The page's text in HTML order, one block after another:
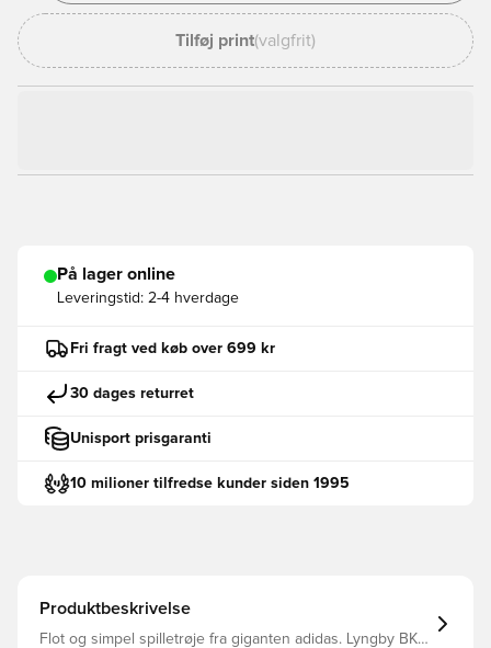
Tilføj print(valgfrit)
På lager online
Leveringstid: 2-4 hverdage
Fri fragt ved køb over 699 kr
30 dages returret
Unisport prisgaranti
10 milioner tilfredse kunder siden 1995
Produktbeskrivelse
Flot og simpel spilletrøje fra giganten adidas. Lyngby BK